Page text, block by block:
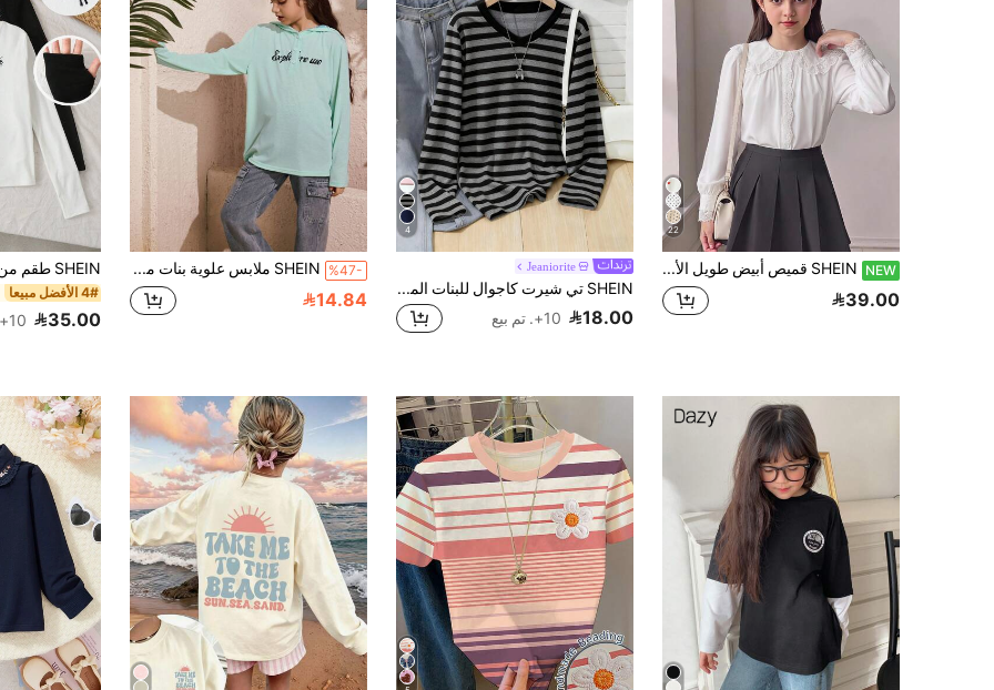
22
NEW SHEIN قميص أبيض طويل الأكمام بياقة كبيرة وتفاصيل دانتيل وتصميم مرقع بأسلوب مدرسي للفتيات المراهقات، للعودة إلى المدرسة
39.00
4
Jeaniorite
SHEIN تي شيرت كاجوال للبنات المراهقات بأكمام طويلة وياقة على شكل حرف V وخطوط متباينة الألوان مع حافة غير متماثلة، خريف
18.00 10+. تم بيع
%47- SHEIN ملابس علوية بنات مراهقات قطعة واحدة بطراز عصري كاجوال، مريح ومتعدد الاستخدامات، يتميز بتصميم كم طويل مزود بقلنسوة مع نمط نصي. مناسب للربيع والصيف والخريف، هذا الجزء العلوي مثالي لمناسبات مختلفة مثل الأنشطة الحضرية في الهواء الطلق، والراحة المنزلية، والارتداء اليومي، والخروجات.
14.84 4# الأفضل مبيعا
35.00 10+. تم بيع